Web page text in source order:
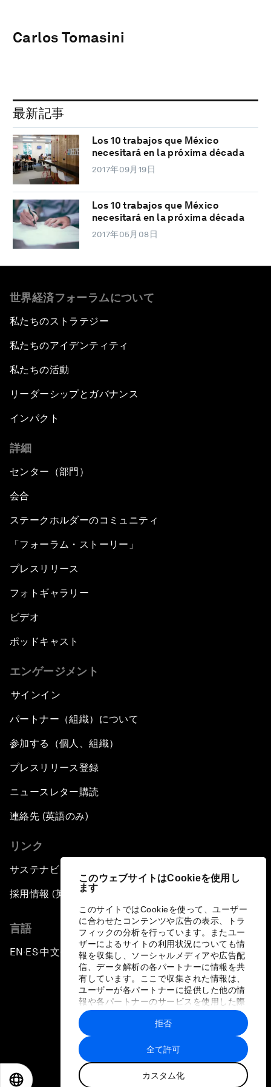
このウェブサイトはCookieを使用し
ます
このサイトではCookieを使って、ユーザー
に合わせたコンテンツや広告の表示、トラ
フィックの分析を行っています。またユー
ザーによるサイトの利用状況についても情
報を収集し、ソーシャルメディアや広告配
信、データ解析の各パートナーに情報を共
有しています。ここで収集された情報は、
ユーザーが各パートナーに提供した他の情
報や各パートナーのサービスを使用した際
に収集された情報と組み合わされ、各パー
トナーによって使用されることがありま
す。
全て許可
カスタム化
拒否
Carlos Tomasini
最新記事
Los 10 trabajos que México
necesitará en la próxima década
2017年09月19日
Los 10 trabajos que México
necesitará en la próxima década
2017年05月08日
世界経済フォーラムについて
私たちのストラテジー
私たちのアイデンティティ
私たちの活動
リーダーシップとガバナンス
インパクト
詳細
センター（部門）
会合
ステークホルダーのコミュニティ
「フォーラム・ストーリー」
プレスリリース
フォトギャラリー
ビデオ
ポッドキャスト
エンゲージメント
サインイン
パートナー（組織）について
参加する（個人、組織）
プレスリリース登録
ニュースレター購読
連絡先 (英語のみ)
リンク
サステナビリティへの取り組み
採用情報 (英語のみ)
言語
EN ▪ES▪中文▪ 日本語
プライバシーポリシーと利用規約
サイトマップ
©
世界経済フォーラム